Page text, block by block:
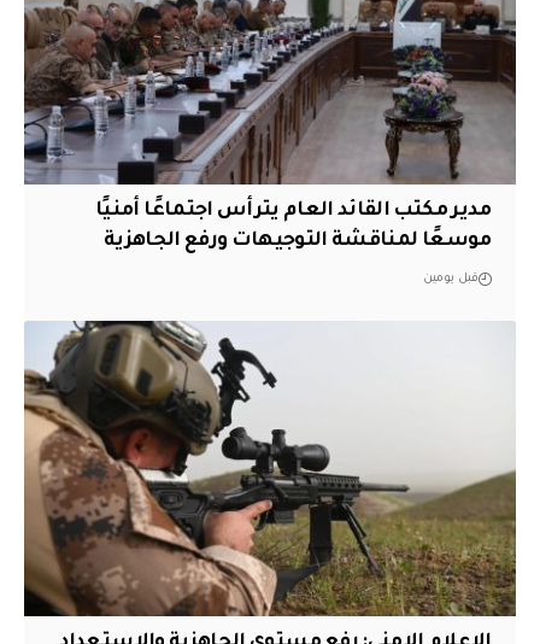
مدير مكتب القائد العام يترأس اجتماعًا أمنيًا
موسعًا لمناقشة التوجيهات ورفع الجاهزية
قبل يومين